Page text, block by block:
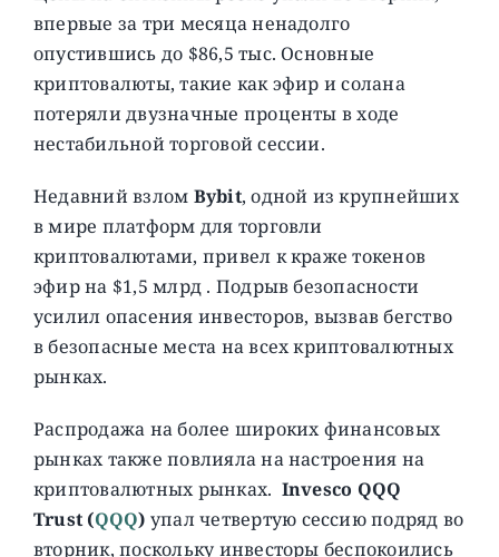
впервые за три месяца ненадолго
опустившись до $86,5 тыс. Основные
криптовалюты, такие как эфир и солана
потеряли двузначные проценты в ходе
нестабильной торговой сессии.
Недавний взлом Bybit, одной из крупнейших
в мире платформ для торговли
криптовалютами, привел к краже токенов
эфир на $1,5 млрд . Подрыв безопасности
усилил опасения инвесторов, вызвав бегство
в безопасные места на всех криптовалютных
рынках.
Распродажа на более широких финансовых
рынках также повлияла на настроения на
криптовалютных рынках. Invesco QQQ
Trust (QQQ) упал четвертую сессию подряд во
вторник, поскольку инвесторы беспокоились